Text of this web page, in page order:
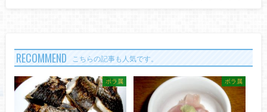
RECOMMEND こちらの記事も人気です。
ボラ属 ボラ属